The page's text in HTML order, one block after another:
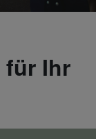
für Ihr